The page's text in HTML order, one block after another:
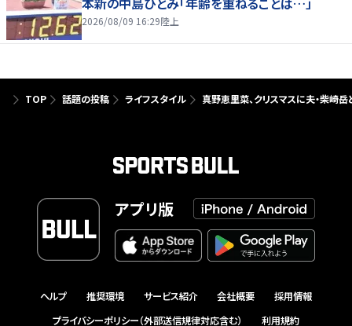
2026/08/09 16:29陸上
TOP 話題の投稿 ライフスタイル 真野恵里菜、クリスマスに夫・柴崎
アプリ版
ヘルプ 推奨環境 サービス紹介 会社概要
採用情報
プライバシーポリシー（外部送信規律対応含む）
利用規約